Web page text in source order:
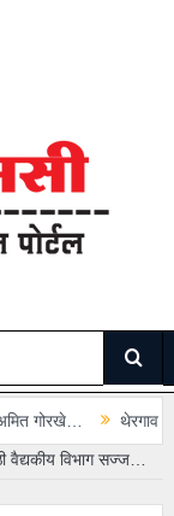
रुग्णालयातील सुरक्षा
वैद्यकीय विभाग सज्ज…